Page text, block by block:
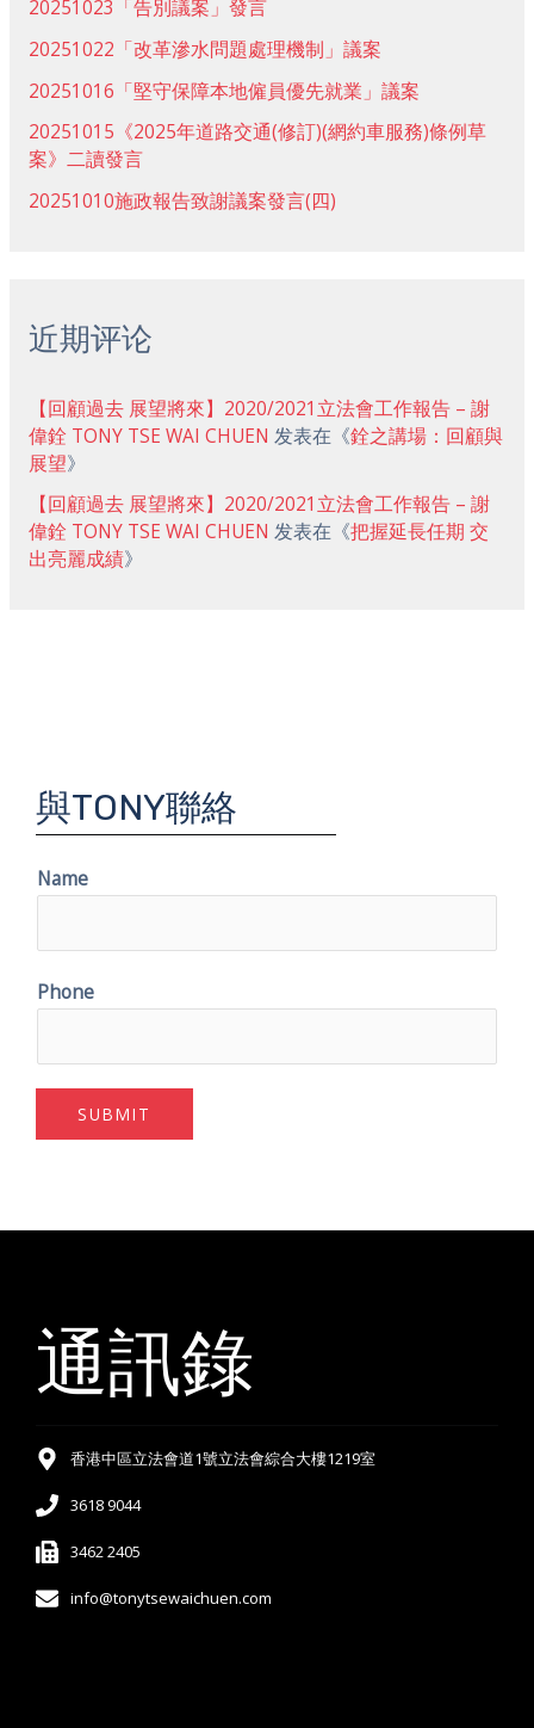
20251023「告別議案」發言
20251022「改革滲水問題處理機制」議案
20251016「堅守保障本地僱員優先就業」議案
20251015《2025年道路交通(修訂)(網約車服務)條例草
案》二讀發言
20251010施政報告致謝議案發言(四)
近期评论
【回顧過去 展望將來】2020/2021立法會工作報告 – 謝
偉銓 TONY TSE WAI CHUEN 发表在《銓之講場：回顧與
展望》
【回顧過去 展望將來】2020/2021立法會工作報告 – 謝
偉銓 TONY TSE WAI CHUEN 发表在《把握延長任期 交
出亮麗成績》
與TONY聯絡
Name
Phone
SUBMIT
通訊錄
香港中區立法會道1號立法會綜合大樓1219室
3618 9044
3462 2405
info@tonytsewaichuen.com